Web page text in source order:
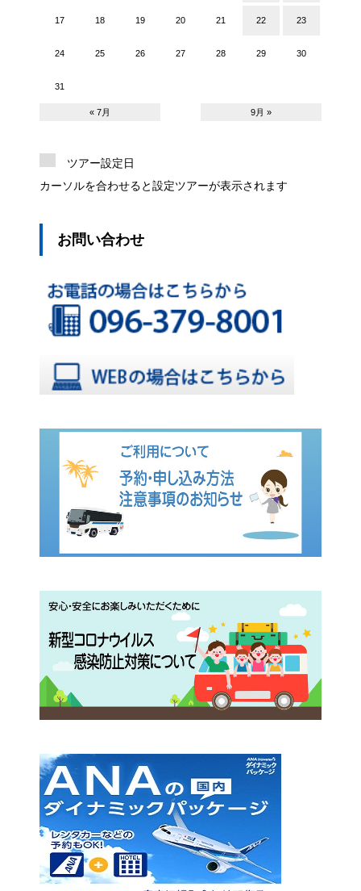
17 18 19 20 21 22 23
24 25 26 27 28 29 30
31
« 7月 9月 »
ツアー設定日
カーソルを合わせると設定ツアーが表示されます
お問い合わせ